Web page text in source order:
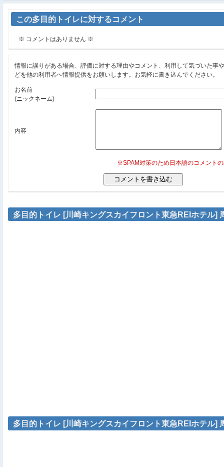
この多目的トイレに対するコメント
※ コメントはありません ※
情報に誤りがある場合、評価に対する理由やコメント、利用して気づいた事
どを他の利用者へ情報提供をお願いします。お気軽に書き込んでください。
お名前
(ニックネーム)
内容
※SPAM対策のため日本語のコメント
多目的トイレ [川崎キングスカイフロント東急REIホテル]
多目的トイレ [川崎キングスカイフロント東急REIホテル]